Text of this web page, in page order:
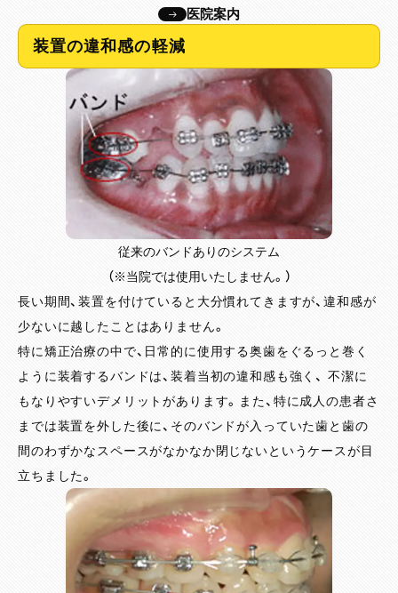
医院案内
装置の違和感の軽減
従来のバンドありのシステム
（※当院では使用いたしません。）
長い期間、装置を付けていると大分慣れてきますが、違和感が
少ないに越したことはありません。
特に矯正治療の中で、日常的に使用する奥歯をぐるっと巻く
ように装着するバンドは、装着当初の違和感も強く、 不潔に
もなりやすいデメリットがあります。また、特に成人の患者さ
までは装置を外した後に、そのバンドが入っていた歯と歯の
間のわずかなスペースがなかなか閉じないというケースが目
立ちました。